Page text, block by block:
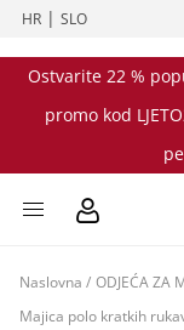
HR |SLO
Ostvarite 22 %
promo kod
Naslovna / ODJEĆA ZA
Majica polo kratkih